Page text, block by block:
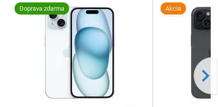
Doprava zdarma Akcia